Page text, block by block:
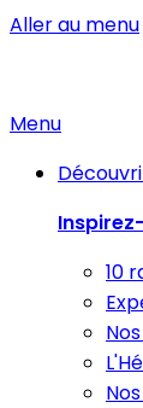
Aller au menu
Menu
10